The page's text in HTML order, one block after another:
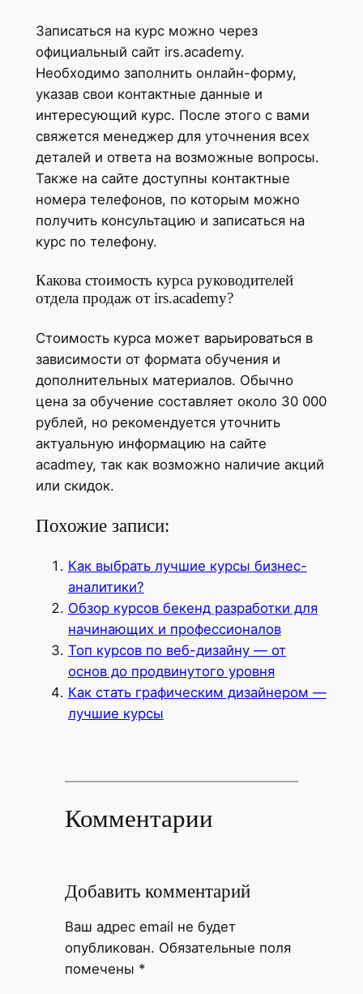
Записаться на курс можно через
официальный сайт irs.academy.
Необходимо заполнить онлайн-форму,
указав свои контактные данные и
интересующий курс. После этого с вами
свяжется менеджер для уточнения всех
деталей и ответа на возможные вопросы.
Также на сайте доступны контактные
номера телефонов, по которым можно
получить консультацию и записаться на
курс по телефону.
Какова стоимость курса руководителей
отдела продаж от irs.academy?
Стоимость курса может варьироваться в
зависимости от формата обучения и
дополнительных материалов. Обычно
цена за обучение составляет около 30 000
рублей, но рекомендуется уточнить
актуальную информацию на сайте
acadmey, так как возможно наличие акций
или скидок.
Похожие записи:
Как выбрать лучшие курсы бизнес-
аналитики?
Обзор курсов бекенд разработки для
начинающих и профессионалов
Топ курсов по веб-дизайну — от
основ до продвинутого уровня
Как стать графическим дизайнером —
лучшие курсы
Комментарии
Добавить комментарий
Ваш адрес email не будет
опубликован. Обязательные поля
помечены *